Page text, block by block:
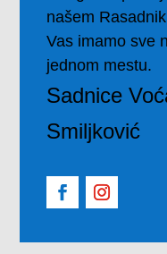
našem
Vas imamo sve
jednom mestu.
Sadnice
Smiljković